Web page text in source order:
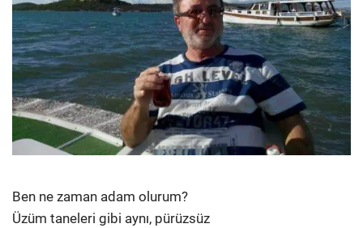
Ben ne zaman adam olurum?
Üzüm taneleri gibi aynı, pürüzsüz